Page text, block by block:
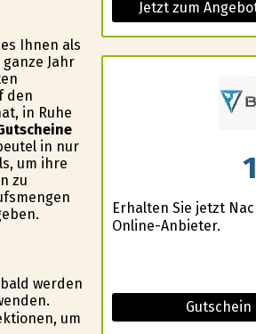
Ihnen als
Jahr
den
in Ruhe
in nur
um ihre
zu
werden
um
Jetzt zum
Erhalten Sie jetzt
Online-Anbieter.